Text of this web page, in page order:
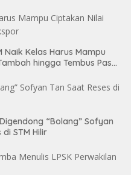
Naik Kelas Harus Mampu
hingga Tembus Pasar
“Bolang” Sofyan
di STM Hilir